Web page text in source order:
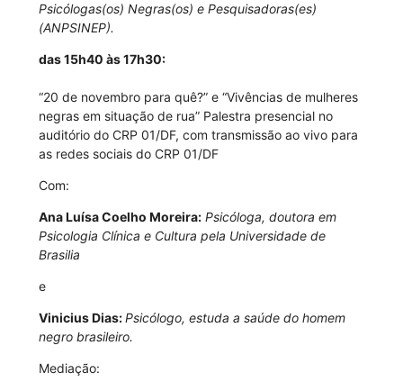
Psicólogas(os) Negras(os) e Pesquisadoras(es)
(ANPSINEP).
das 15h40 às 17h30:
“20 de novembro para quê?” e “Vivências de mulheres
negras em situação de rua” Palestra presencial no
auditório do CRP 01/DF, com transmissão ao vivo para
as redes sociais do CRP 01/DF
Com:
Ana Luísa Coelho Moreira:Psicóloga, doutora em
Psicologia Clínica e Cultura pela Universidade de
Brasilia
e
Vinicius Dias: Psicólogo, estuda a saúde do homem
negro brasileiro.
Mediação: